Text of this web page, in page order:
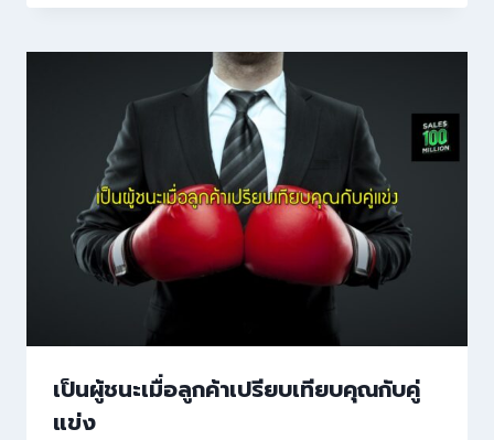
เป็นผู้ชนะเมื่อลูกค้าเปรียบเทียบคุณกับคู่
แข่ง